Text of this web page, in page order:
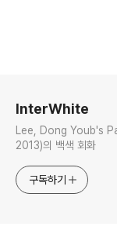
InterWhite
Lee, Dong Youb's Painting 현대미술 작가
2013)의 백색 회화
구독하기